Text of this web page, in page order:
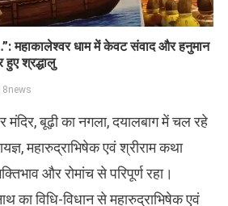
महाकालेश्वर धाम में केवट संवाद और हनुमान
हुए श्रद्धालु
मंदिर, बूढ़ी का नगला, दयालबाग में चल रहे
महारुद्राभिषेक एवं श्रीराम कथा
और रोमांच से परिपूर्ण रहा।
का विधि-विधान से महारुद्राभिषेक एवं